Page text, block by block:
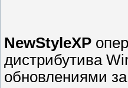
NewStyleXP
дистрибутива
обновлениями